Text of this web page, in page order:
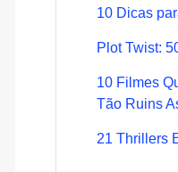
10 Dicas
Plot Twist:
10 Filmes
Tão Ruins
21 Thrillers